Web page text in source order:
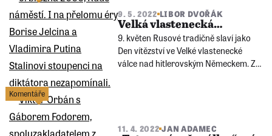
„Nepopudit Moskvu“ – vyplatila se do
války přetrvávající taktika? Otázky
klade analýza Jana Adamce.
9. 5. 2022 LIBOR DVOŘÁK
Velká vlastenecká…
9. květen Rusové tradičně slaví jako
Den vítězství ve Velké vlastenecké
válce nad hitlerovským Německem. Za
Komentáře
11. 4. 2022 JAN ADAMEC